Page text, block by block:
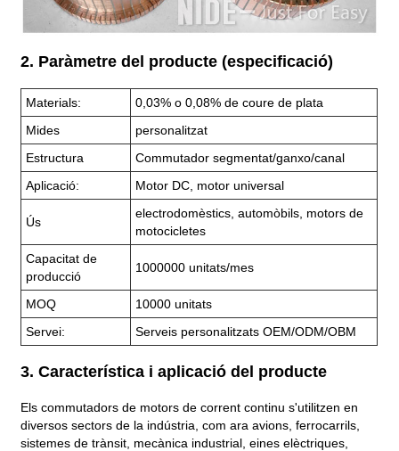
2. Paràmetre del producte (especificació)
Materials:
0,03% o 0,08% de coure de plata
Mides
personalitzat
Estructura
Commutador segmentat/ganxo/canal
Aplicació:
Motor DC, motor universal
Ús
electrodomèstics, automòbils, motors de
motocicletes
Capacitat de
producció
1000000 unitats/mes
MOQ
10000 unitats
Servei:
Serveis personalitzats OEM/ODM/OBM
3. Característica i aplicació del producte
Els commutadors de motors de corrent continu s'utilitzen en
diversos sectors de la indústria, com ara avions, ferrocarrils,
sistemes de trànsit, mecànica industrial, eines elèctriques,